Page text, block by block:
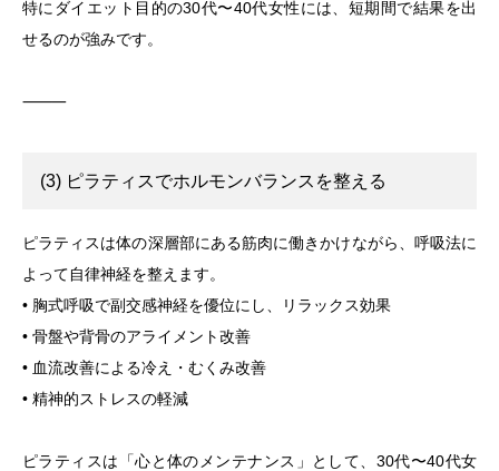
特にダイエット目的の30代〜40代女性には、短期間で結果を出
せるのが強みです。
⸻
(3) ピラティスでホルモンバランスを整える
ピラティスは体の深層部にある筋肉に働きかけながら、呼吸法に
よって自律神経を整えます。
• 胸式呼吸で副交感神経を優位にし、リラックス効果
• 骨盤や背骨のアライメント改善
• 血流改善による冷え・むくみ改善
• 精神的ストレスの軽減
ピラティスは「心と体のメンテナンス」として、30代〜40代女